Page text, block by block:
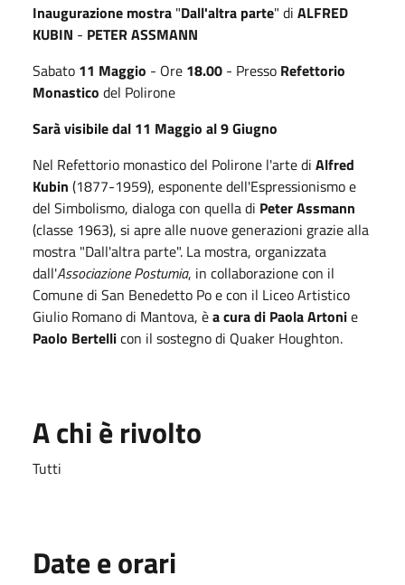
Inaugurazione mostra "Dall'altra parte" di ALFRED
KUBIN - PETER ASSMANN
Sabato 11 Maggio - Ore 18.00 - Presso Refettorio
Monastico del Polirone
Sarà visibile dal 11 Maggio al 9 Giugno
Nel Refettorio monastico del Polirone l'arte di Alfred
Kubin (1877-1959), esponente dell'Espressionismo e
del Simbolismo, dialoga con quella di Peter Assmann
(classe 1963), si apre alle nuove generazioni grazie alla
mostra "Dall'altra parte". La mostra, organizzata
dall'Associazione Postumia, in collaborazione con il
Comune di San Benedetto Po e con il Liceo Artistico
Giulio Romano di Mantova, èa cura di Paola Artonie
Paolo Bertellicon il sostegno di Quaker Houghton.
A chi è rivolto
Tutti
Date e orari